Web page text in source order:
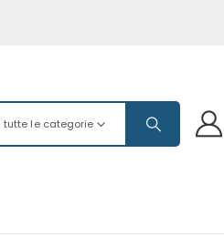
tutte le categorie